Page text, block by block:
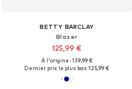
BETTY BARCLAY
Blazer
125,99 €
À l'origine : 139,99 €
Dernier prix le plus bas :125,99 €